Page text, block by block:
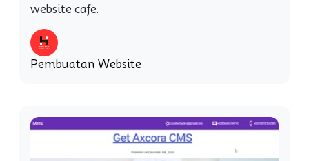
website cafe.
Pembuatan Website